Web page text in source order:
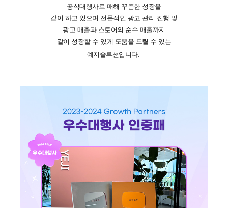
공식대행사로 매해 꾸준한 성장을
같이 하고 있으며 전문적인 광고 관리 진행 및
광고 매출과 스토어의 순수 매출까지
같이 성장할 수 있게 도움을 드릴 수 있는
예지솔루션입니다.